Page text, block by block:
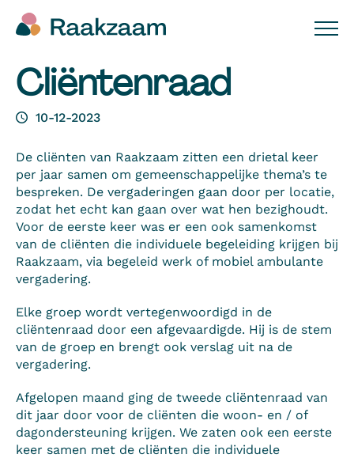
Cliëntenraad
10-12-2023
De cliënten van Raakzaam zitten een drietal keer
per jaar samen om gemeenschappelijke thema’s te
bespreken. De vergaderingen gaan door per locatie,
zodat het echt kan gaan over wat hen bezighoudt.
Voor de eerste keer was er een ook samenkomst
van de cliënten die individuele begeleiding krijgen bij
Raakzaam, via begeleid werk of mobiel ambulante
vergadering.
Elke groep wordt vertegenwoordigd in de
cliëntenraad door een afgevaardigde. Hij is de stem
van de groep en brengt ook verslag uit na de
vergadering.
Afgelopen maand ging de tweede cliëntenraad van
dit jaar door voor de cliënten die woon- en / of
dagondersteuning krijgen. We zaten ook een eerste
keer samen met de cliënten die individuele